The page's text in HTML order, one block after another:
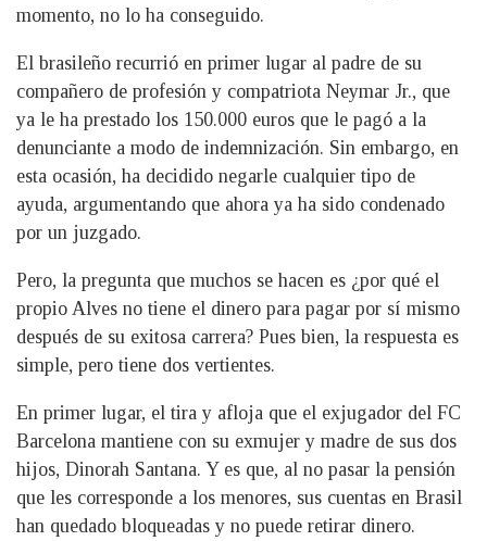
momento, no lo ha conseguido.
El brasileño recurrió en primer lugar al padre de su
compañero de profesión y compatriota Neymar Jr., que
ya le ha prestado los 150.000 euros que le pagó a la
denunciante a modo de indemnización. Sin embargo, en
esta ocasión, ha decidido negarle cualquier tipo de
ayuda, argumentando que ahora ya ha sido condenado
por un juzgado.
Pero, la pregunta que muchos se hacen es ¿por qué el
propio Alves no tiene el dinero para pagar por sí mismo
después de su exitosa carrera? Pues bien, la respuesta es
simple, pero tiene dos vertientes.
En primer lugar, el tira y afloja que el exjugador del FC
Barcelona mantiene con su exmujer y madre de sus dos
hijos, Dinorah Santana. Y es que, al no pasar la pensión
que les corresponde a los menores, sus cuentas en Brasil
han quedado bloqueadas y no puede retirar dinero.